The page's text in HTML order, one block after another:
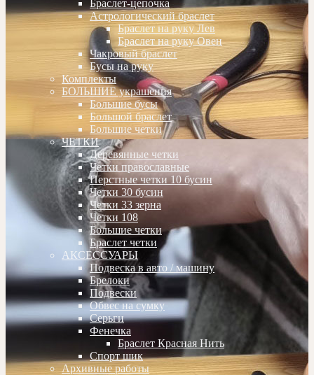
Браслет-цепочка
Астрологический браслет
Браслет на руку Лев
Браслет на руку Овен
Чакровый браслет
Бусы на руку
Комплекты
БОЛЬШИЕ украшения
Большие бусы
Большой браслет
Большие четки
ЧЕТКИ
Деревянные четки
Четки православные
Перстные четки 10 бусин
Четки 30 бусин
Четки 33 зерна
Четки 108
Большие четки
Браслет четки
АКСЕССУАРЫ
Подвеска в авто / машину
Брелоки
Подвески
Обвес на сумку
Серьги
Фенечка
Браслет Красная Нить
Спорт шик
Архивные работы